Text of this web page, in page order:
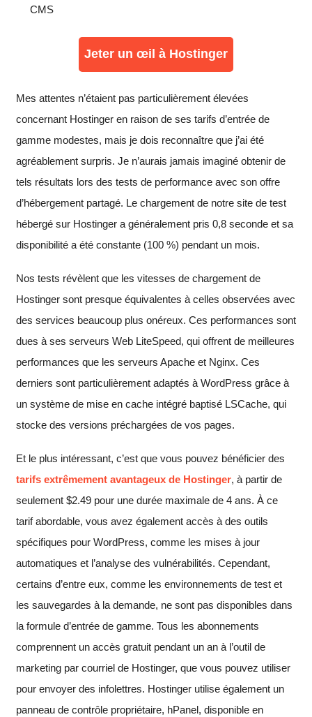
CMS
Jeter un œil à Hostinger
Mes attentes n’étaient pas particulièrement élevées
concernant Hostinger en raison de ses tarifs d’entrée de
gamme modestes, mais je dois reconnaître que j’ai été
agréablement surpris. Je n’aurais jamais imaginé obtenir de
tels résultats lors des tests de performance avec son offre
d’hébergement partagé. Le chargement de notre site de test
hébergé sur Hostinger a généralement pris 0,8 seconde et sa
disponibilité a été constante (100 %) pendant un mois.
Nos tests révèlent que les vitesses de chargement de
Hostinger sont presque équivalentes à celles observées avec
des services beaucoup plus onéreux. Ces performances sont
dues à ses serveurs Web LiteSpeed, qui offrent de meilleures
performances que les serveurs Apache et Nginx. Ces
derniers sont particulièrement adaptés à WordPress grâce à
un système de mise en cache intégré baptisé LSCache, qui
stocke des versions préchargées de vos pages.
Et le plus intéressant, c’est que vous pouvez bénéficier des
tarifs extrêmement avantageux de Hostinger, à partir de
seulement $2.49 pour une durée maximale de 4 ans. À ce
tarif abordable, vous avez également accès à des outils
spécifiques pour WordPress, comme les mises à jour
automatiques et l’analyse des vulnérabilités. Cependant,
certains d’entre eux, comme les environnements de test et
les sauvegardes à la demande, ne sont pas disponibles dans
la formule d’entrée de gamme. Tous les abonnements
comprennent un accès gratuit pendant un an à l’outil de
marketing par courriel de Hostinger, que vous pouvez utiliser
pour envoyer des infolettres. Hostinger utilise également un
panneau de contrôle propriétaire, hPanel, disponible en